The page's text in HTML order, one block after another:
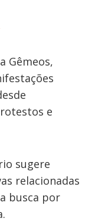
Gêmeos,
e
sugere
relacionadas
busca por